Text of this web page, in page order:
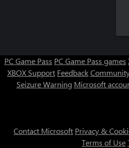
PC Game Pass PC Game Pass games
XBOX Support Feedback
Seizure Warning Microsoft
Contact Microsoft Privacy &
Terms of Use